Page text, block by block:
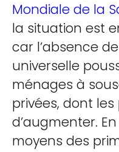
Mondiale de la
la situation est
car l’absence
universelle
ménages à
privées, dont
d’augmenter.
moyens des